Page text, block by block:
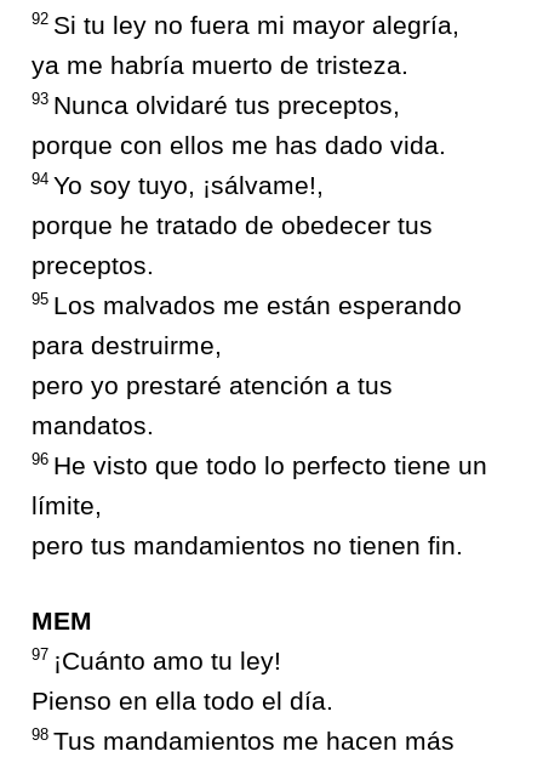
92 Si tu ley no fuera mi mayor alegría,
ya me habría muerto de tristeza.
93 Nunca olvidaré tus preceptos,
porque con ellos me has dado vida.
94 Yo soy tuyo, ¡sálvame!,
porque he tratado de obedecer tus
preceptos.
95 Los malvados me están esperando
para destruirme,
pero yo prestaré atención a tus
mandatos.
96 He visto que todo lo perfecto tiene un
límite,
pero tus mandamientos no tienen fin.
MEM
97 ¡Cuánto amo tu ley!
Pienso en ella todo el día.
98 Tus mandamientos me hacen más